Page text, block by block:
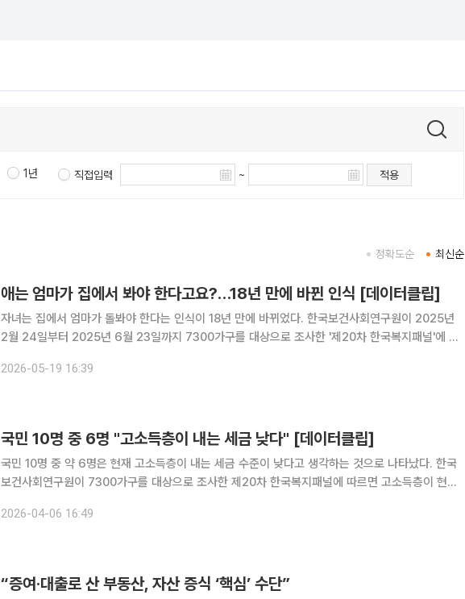
1년 직접입력 ~ 적용
최신순
정확도순
애는 엄마가 집에서 봐야 한다고요?…18년 만에 바뀐 인식 [데이터클립]
자녀는 집에서 엄마가 돌봐야 한다는 인식이 18년 만에 바뀌었다. 한국보건사회연구원이 2025년
2월 24일부터 2025년 6월 23일까지 7300가구를 대상으로 조사한 '제20차 한국복지패널'에 따
하게 앞섰다. '반대'가 '동의'보다 높은 건
2026-05-19 16:39
국민 10명 중 6명 "고소득층이 내는 세금 낮다" [데이터클립]
국민 10명 중 약 6명은 현재 고소득층이 내는 세금 수준이 낮다고 생각하는 것으로 나타났다. 한국
보건사회연구원이 7300가구를 대상으로 조사한 제20차 한국복지패널에 따르면 고소득층이 현재
(24.62%)', '너무 지나치게 낮다(14.94%)', '꽤
2026-04-06 16:49
“증여·대출로 산 부동산, 자산 증식 ‘핵심’ 수단”